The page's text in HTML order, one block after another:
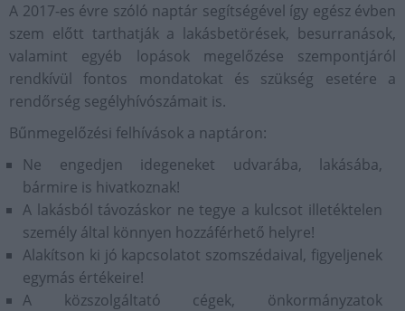
A 2017-es évre szóló naptár segítségével így egész évben
szem előtt tarthatják a lakásbetörések, besurranások,
valamint egyéb lopások megelőzése szempontjáról
rendkívül fontos mondatokat és szükség esetére a
rendőrség segélyhívószámait is.
Bűnmegelőzési felhívások a naptáron:
Ne engedjen idegeneket udvarába, lakásába,
bármire is hivatkoznak!
A lakásból távozáskor ne tegye a kulcsot illetéktelen
személy által könnyen hozzáférhető helyre!
Alakítson ki jó kapcsolatot szomszédaival, figyeljenek
egymás értékeire!
A közszolgáltató cégek, önkormányzatok